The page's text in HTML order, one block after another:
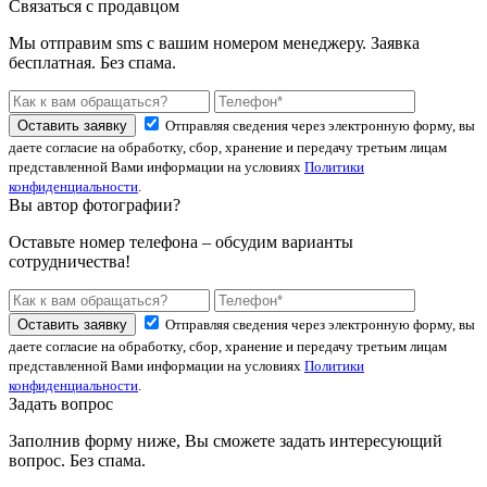
Связаться с продавцом
Мы отправим sms с вашим номером менеджеру. Заявка
бесплатная. Без спама.
Оставить заявку
Отправляя сведения через электронную форму, вы
даете согласие на обработку, сбор, хранение и передачу третьим лицам
представленной Вами информации на условиях Политики
конфиденциальности
Вы автор фотографии?
Оставьте номер телефона – обсудим варианты
сотрудничества!
Оставить заявку
Отправляя сведения через электронную форму, вы
даете согласие на обработку, сбор, хранение и передачу третьим лицам
представленной Вами информации на условиях Политики
конфиденциальности
Задать вопрос
Заполнив форму ниже, Вы сможете задать интересующий
вопрос. Без спама.